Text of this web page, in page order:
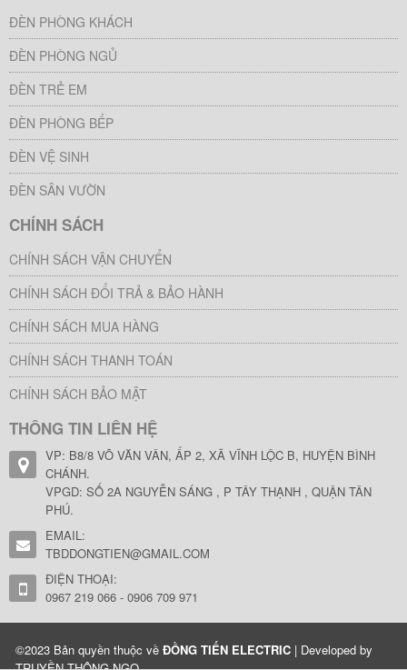
ĐÈN PHÒNG KHÁCH
ĐÈN PHÒNG NGỦ
ĐÈN TRẺ EM
ĐÈN PHÒNG BẾP
ĐÈN VỆ SINH
ĐÈN SÂN VƯỜN
CHÍNH SÁCH
CHÍNH SÁCH VẬN CHUYỂN
CHÍNH SÁCH ĐỔI TRẢ & BẢO HÀNH
CHÍNH SÁCH MUA HÀNG
CHÍNH SÁCH THANH TOÁN
CHÍNH SÁCH BẢO MẬT
THÔNG TIN LIÊN HỆ
VP: B8/8 VÕ VĂN VÂN, ẤP 2, XÃ VĨNH LỘC B, HUYỆN BÌNH
CHÁNH.
VPGD: SỐ 2A NGUYỄN SÁNG , P TÂY THẠNH , QUẬN TÂN
PHÚ.
EMAIL:
TBDDONGTIEN@GMAIL.COM
ĐIỆN THOẠI:
0967 219 066 - 0906 709 971
©2023 Bản quyền thuộc về ĐỒNG TIẾN ELECTRIC | Developed by